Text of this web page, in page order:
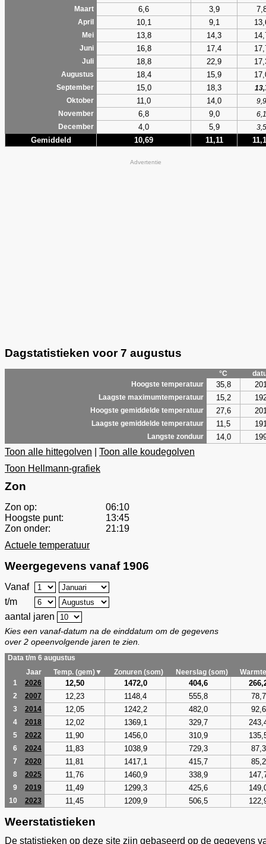
Maart 6,6 3,9
April 10,1 9,1
Mei 13,8 14,3
Juni 16,8 17,4
Juli 18,8 22,9
Augustus 18,4 15,9
September 15,0 18,3
Oktober
11,0 14,0
9,9
November
6,8 9,0
6,1
December
4,0 5,9 3,5
Gemiddeld 10,69 11,11
Advertentie
Dagstatistieken voor 7 augustus
°C
Hoogste temperatuur
35,8
Laagste maximumtemperatuur 15,2
Hoogste gemiddelde temperatuur 27,6
Laagste gemiddelde temperatuur 11,5
Langste zonduur 14,0
Toon alle hittegolven
Toon alle koudegolven
Toon Hellmann-grafiek
Zon
Zon op:
06:10
Hoogste punt:
13:45
Zon onder:
21:19
Actuele temperatuur
Weergegevens vanaf 1906
Vanaf
t/m
aantal jaren
Kies een vanaf-datum na de einddatum om de gegevens
over 2 opeenvolgende jaren te zien.
Data t/m 6 augustus
Jaar
Temp. (gem)▼ Zonuren (som) Neerslag (som)
1
2026 12,50 1472,0 404,6
2 2007 12,23 1148,4 555,8 78,7
3 2014 12,05 1242,2 482,0 92,6
4 2018 12,02 1369,1 329,7
5 2022 11,90 1456,0 310,9
6 2024 11,83 1038,9 729,3 87,3
7 2020 11,81 1417,1 415,7 85,2
8 2025 11,76 1460,9 338,9
9 2019 11,49 1299,3 425,6
10 2023 11,45 1209,9 506,5
Weerstatistieken
De statistieken op deze site zijn gebaseerd op de gegevens